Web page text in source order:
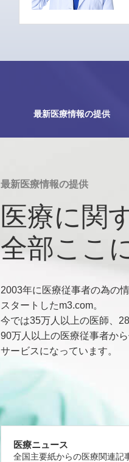
最新医療情報の提供
最新医療情報の提供
医療に関
全部ここ
2003年に医療従事者の為の
スタートしたm3.com。
今では35万人以上の医師、
90万人以上の医療従事者か
サービスになっています。
医療ニュース
全国主要紙からの医療関連記